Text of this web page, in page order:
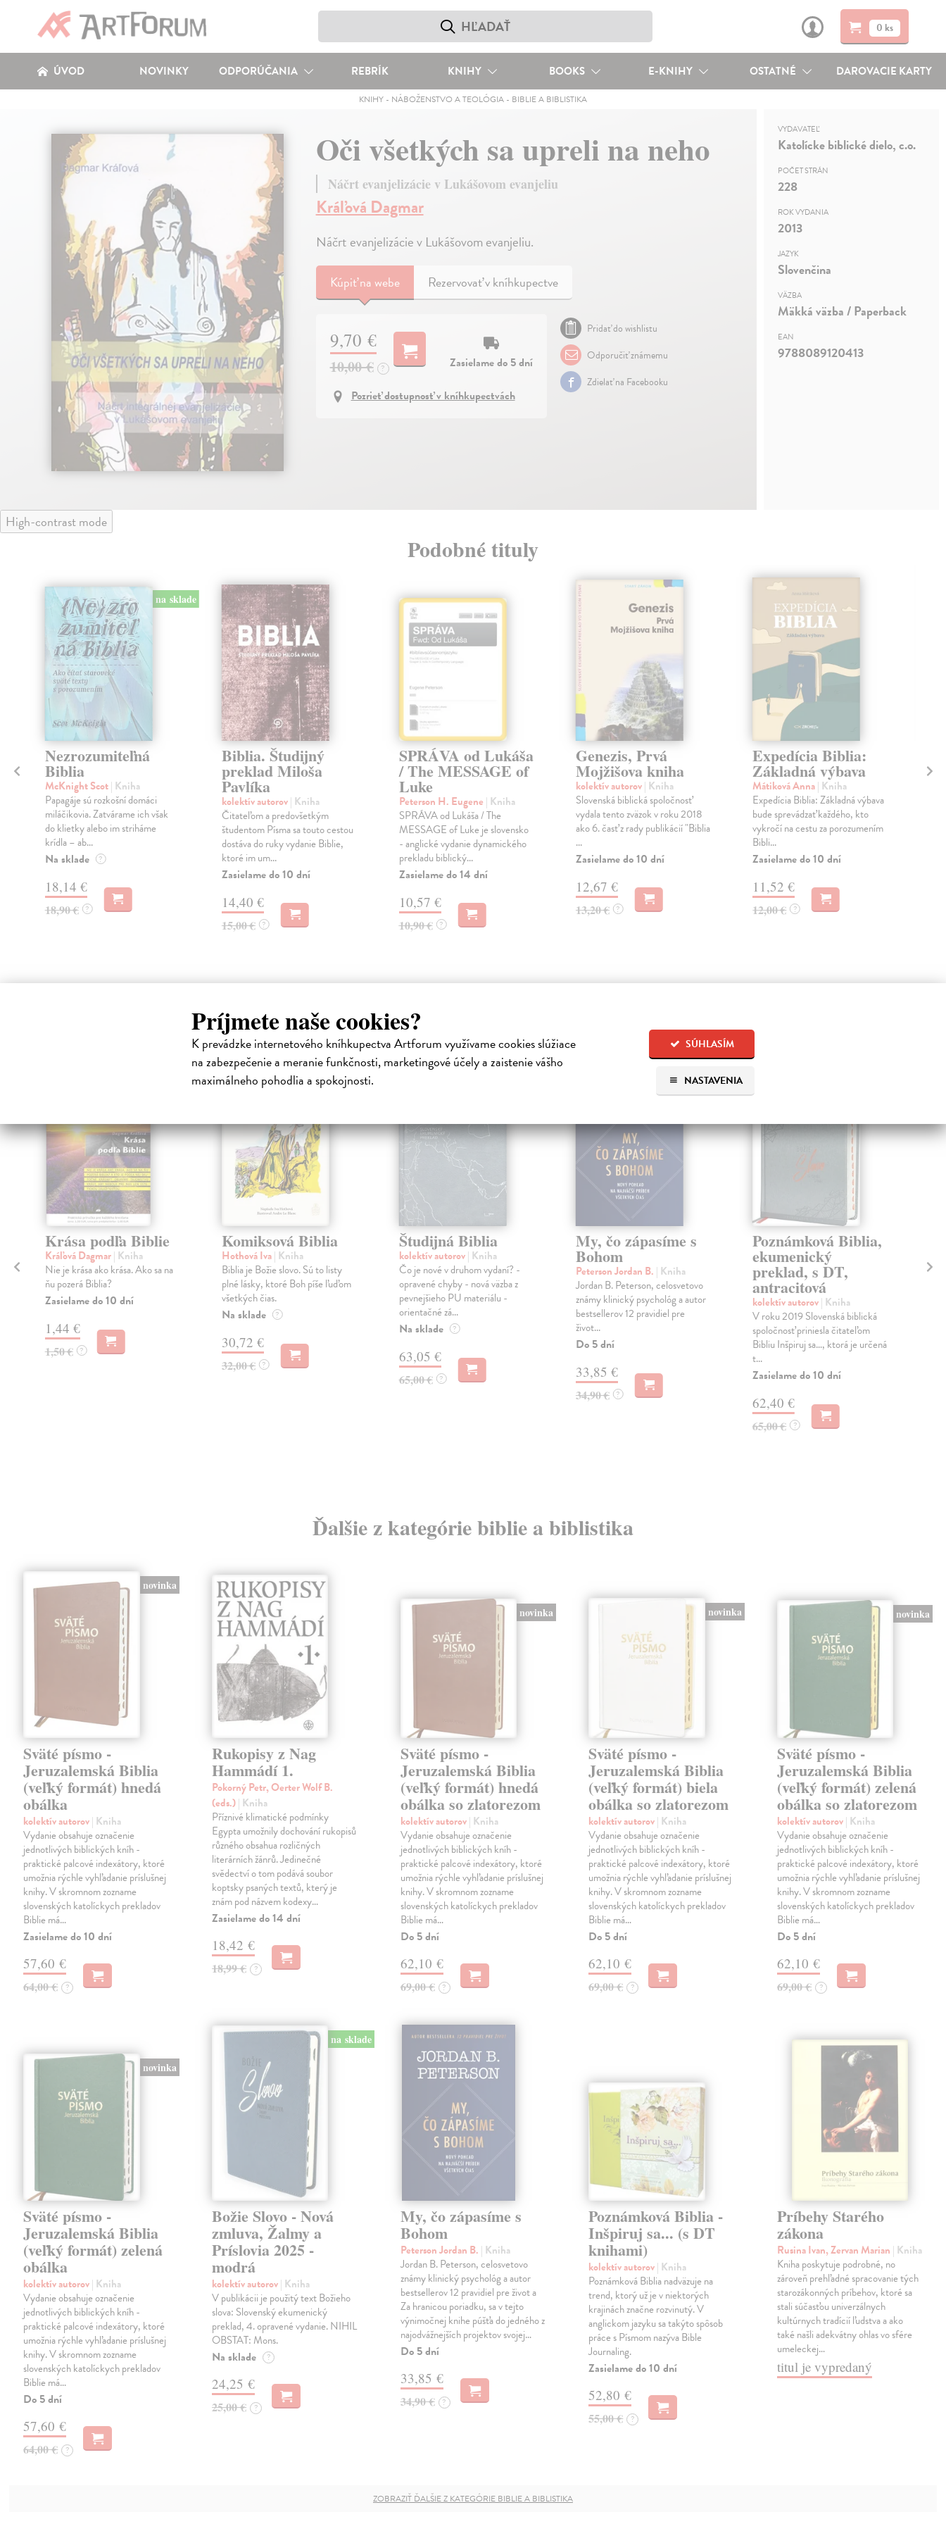
Príjmete naše cookies?
K prevádzke internetového kníhkupectva Artforum využívame cookies slúžiace
na zabezpečenie a meranie funkčnosti, marketingové účely a zaistenie vášho
maximálneho pohodlia a spokojnosti.
SÚHLASÍM
NASTAVENIA
0 ks
ÚVOD NOVINKY ODPORÚČANIA REBRÍK KNIHY BOOKS E-KNIHY OSTATNÉ DAROVACIE KARTY
KNIHY- NÁBOŽENSTVO A TEOLÓGIA- BIBLIE A BIBLISTIKA
Oči všetkých sa upreli na neho
Náčrt evanjelizácie v Lukášovom evanjeliu
Kráľová Dagmar
Náčrt evanjelizácie v Lukášovom evanjeliu.
Kúpiťna webe Rezervovať v kníhkupectve
9,70 €
10,00 € ?
Zasielame do 5 dní
Pozrieť dostupnosť v kníhkupectvách
Pridať do wishlistu
Odporučiť známemu
Zdielať na Facebooku
VYDAVATEĽ
Katolícke biblické dielo, c.o.
POČET STRÁN
228
ROK VYDANIA
2013
JAZYK
Slovenčina
VÄZBA
Mäkká väzba / Paperback
EAN
9788089120413
High-contrast mode
Podobné tituly
na sklade
Nezrozumiteľná
Biblia
McKnight Scot| Kniha
Papagáje sú rozkošní domáci
miláčikovia. Zatvárame ich však
do klietky alebo im striháme
krídla – ab...
Na sklade ?
18,14 €
18,90 € ?
Biblia. Študijný
preklad Miloša
Pavlíka
kolektív autorov| Kniha
Čitateľom a predovšetkým
študentom Písma sa touto cestou
dostáva do ruky vydanie Biblie,
ktoré im um...
Zasielame do 10 dní
14,40 €
15,00 € ?
SPRÁVA od Lukáša
/ The MESSAGE of
Luke
Peterson H. Eugene | Kniha
SPRÁVA od Lukáša / The
MESSAGE of Luke je slovensko
- anglické vydanie dynamického
prekladu biblický...
Zasielame do 14 dní
10,57 €
10,90 € ?
Genezis, Prvá
Mojžišova kniha
kolektív autorov| Kniha
Slovenská biblická spoločnosť
vydala tento zväzok v roku 2018
ako 6. časť z rady publikácií "Biblia
...
Zasielame do 10 dní
12,67 €
13,20 € ?
Expedícia Biblia:
Základná výbava
Mátiková Anna| Kniha
Expedícia Biblia: Základná výbava
bude sprevádzať každého, kto
vykročí na cestu za porozumením
Bibli...
Zasielame do 10 dní
11,52 €
12,00 € ?
Čitatelia s podobným vkusom si kúpili aj:
Krása podľa Biblie
Kráľová Dagmar| Kniha
Nie je krása ako krása. Ako sa na
ňu pozerá Biblia?
Zasielame do 10 dní
1,44 €
1,50 € ?
na sklade
Komiksová Biblia
Hothová Iva| Kniha
Biblia je Božie slovo. Sú to listy
plné lásky, ktoré Boh píše ľuďom
všetkých čias.
Na sklade ?
30,72 €
32,00 € ?
Študijná Biblia
kolektív autorov| Kniha
Čo je nové v druhom vydaní? -
opravené chyby - nová väzba z
pevnejšieho PU materiálu -
orientačné zá...
Na sklade ?
63,05 €
65,00 € ?
My, čo zápasíme s
Bohom
Peterson Jordan B. | Kniha
Jordan B. Peterson, celosvetovo
známy klinický psychológ a autor
bestsellerov 12 pravidiel pre
život...
Do 5 dní
33,85 €
34,90 € ?
Poznámková Biblia,
ekumenický
preklad, s DT,
antracitová
kolektív autorov| Kniha
V roku 2019 Slovenská biblická
spoločnosť priniesla čitateľom
Bibliu Inšpiruj sa…, ktorá je určená
t...
Zasielame do 10 dní
62,40 €
65,00 € ?
Ďalšie z kategórie biblie a biblistika
novinka
Sväté písmo -
Jeruzalemská Biblia
(veľký formát) hnedá
obálka
kolektív autorov| Kniha
Vydanie obsahuje označenie
jednotlivých biblických kníh -
praktické palcové indexátory, ktoré
umožnia rýchle vyhľadanie príslušnej
knihy. V skromnom zozname
slovenských katolíckych prekladov
Biblie má…
Zasielame do 10 dní
57,60 €
64,00 € ?
Rukopisy z Nag
Hammádí 1.
Pokorný Petr, Oerter Wolf B.
(eds.)| Kniha
Příznivé klimatické podmínky
Egypta umožnily dochování rukopisů
různého obsahua rozličných
literárních žánrů. Jedinečné
svědectví o tom podává soubor
koptsky psaných textů, který je
znám pod názvem kodexy…
Zasielame do 14 dní
18,42 €
18,99 € ?
novinka
Sväté písmo -
Jeruzalemská Biblia
(veľký formát) hnedá
obálka so zlatorezom
kolektív autorov| Kniha
Vydanie obsahuje označenie
jednotlivých biblických kníh -
praktické palcové indexátory, ktoré
umožnia rýchle vyhľadanie príslušnej
knihy. V skromnom zozname
slovenských katolíckych prekladov
Biblie má…
Do 5 dní
62,10 €
69,00 € ?
novinka
Sväté písmo -
Jeruzalemská Biblia
(veľký formát) biela
obálka so zlatorezom
kolektív autorov| Kniha
Vydanie obsahuje označenie
jednotlivých biblických kníh -
praktické palcové indexátory, ktoré
umožnia rýchle vyhľadanie príslušnej
knihy. V skromnom zozname
slovenských katolíckych prekladov
Biblie má…
Do 5 dní
62,10 €
69,00 € ?
novinka
Sväté písmo -
Jeruzalemská Biblia
(veľký formát) zelená
obálka so zlatorezom
kolektív autorov| Kniha
Vydanie obsahuje označenie
jednotlivých biblických kníh -
praktické palcové indexátory, ktoré
umožnia rýchle vyhľadanie príslušnej
knihy. V skromnom zozname
slovenských katolíckych prekladov
Biblie má…
Do 5 dní
62,10 €
69,00 € ?
novinka
Sväté písmo -
Jeruzalemská Biblia
(veľký formát) zelená
obálka
kolektív autorov| Kniha
Vydanie obsahuje označenie
jednotlivých biblických kníh -
praktické palcové indexátory, ktoré
umožnia rýchle vyhľadanie príslušnej
knihy. V skromnom zozname
slovenských katolíckych prekladov
Biblie má…
Do 5 dní
57,60 €
64,00 € ?
na sklade
Božie Slovo - Nová
zmluva, Žalmy a
Príslovia 2025 -
modrá
kolektív autorov| Kniha
V publikácii je použitý text Božieho
slova: Slovenský ekumenický
preklad, 4. opravené vydanie. NIHIL
OBSTAT: Mons.
Na sklade ?
24,25 €
25,00 € ?
My, čo zápasíme s
Bohom
Peterson Jordan B. | Kniha
Jordan B. Peterson, celosvetovo
známy klinický psychológ a autor
bestsellerov 12 pravidiel pre život a
Za hranicou poriadku, sa v tejto
výnimočnej knihe púšťa do jedného z
najodvážnejších projektov svojej…
Do 5 dní
33,85 €
34,90 € ?
Poznámková Biblia -
Inšpiruj sa... (s DT
knihami)
kolektív autorov| Kniha
Poznámková Biblia nadväzuje na
trend, ktorý už je v niektorých
krajinách značne rozvinutý. V
anglickom jazyku sa takýto spôsob
práce s Písmom nazýva Bible
Journaling.
Zasielame do 10 dní
52,80 €
55,00 € ?
Príbehy Starého
zákona
Rusina Ivan, Zervan Marian | Kniha
Kniha poskytuje podrobné, no
zároveň prehľadné spracovanie tých
starozákonných príbehov, ktoré sa
stali súčasťou univerzálnych
kultúrnych tradícií ľudstva a ako
také našli adekvátny ohlas vo sfére
umeleckej…
titul je vypredaný
ZOBRAZIŤ ĎALŠIE Z KATEGÓRIE BIBLIE A BIBLISTIKA